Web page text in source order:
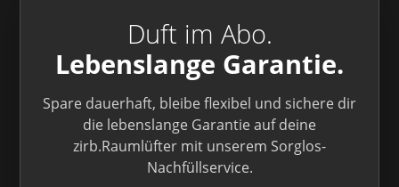
Duft im Abo.
Lebenslange Garantie.
Spare dauerhaft, bleibe flexibel und sichere dir
die lebenslange Garantie auf deine
zirb.Raumlüfter mit unserem Sorglos-
Nachfüllservice.